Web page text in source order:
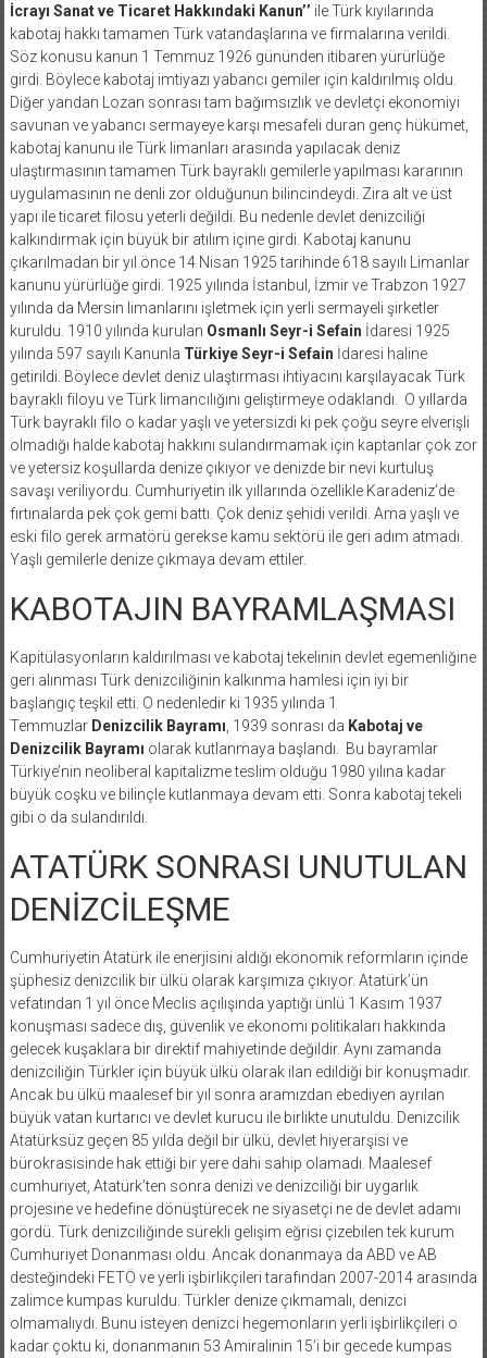
İcrayı Sanat ve Ticaret Hakkındaki Kanun’’ ile Türk kıyılarında
kabotaj hakkı tamamen Türk vatandaşlarına ve firmalarına verildi.
Söz konusu kanun 1 Temmuz 1926 gününden itibaren yürürlüğe
girdi. Böylece kabotaj imtiyazı yabancı gemiler için kaldırılmış oldu.
Diğer yandan Lozan sonrası tam bağımsızlık ve devletçi ekonomiyi
savunan ve yabancı sermayeye karşı mesafeli duran genç hükümet,
kabotaj kanunu ile Türk limanları arasında yapılacak deniz
ulaştırmasının tamamen Türk bayraklı gemilerle yapılması kararının
uygulamasının ne denli zor olduğunun bilincindeydi. Zira alt ve üst
yapı ile ticaret filosu yeterli değildi. Bu nedenle devlet denizciliği
kalkındırmak için büyük bir atılım içine girdi. Kabotaj kanunu
çıkarılmadan bir yıl önce 14 Nisan 1925 tarihinde 618 sayılı Limanlar
kanunu yürürlüğe girdi. 1925 yılında İstanbul, İzmir ve Trabzon 1927
yılında da Mersin limanlarını işletmek için yerli sermayeli şirketler
kuruldu. 1910 yılında kurulan Osmanlı Seyr-i Sefain İdaresi 1925
yılında 597 sayılı Kanunla Türkiye Seyr-i Sefain İdaresi haline
getirildi. Böylece devlet deniz ulaştırması ihtiyacını karşılayacak Türk
bayraklı filoyu ve Türk limancılığını geliştirmeye odaklandı. O yıllarda
Türk bayraklı filo o kadar yaşlı ve yetersizdi ki pek çoğu seyre elverişli
olmadığı halde kabotaj hakkını sulandırmamak için kaptanlar çok zor
ve yetersiz koşullarda denize çıkıyor ve denizde bir nevi kurtuluş
savaşı veriliyordu. Cumhuriyetin ilk yıllarında özellikle Karadeniz’de
fırtınalarda pek çok gemi battı. Çok deniz şehidi verildi. Ama yaşlı ve
eski filo gerek armatörü gerekse kamu sektörü ile geri adım atmadı.
Yaşlı gemilerle denize çıkmaya devam ettiler.
KABOTAJIN BAYRAMLAŞMASI
Kapitülasyonların kaldırılması ve kabotaj tekelinin devlet egemenliğine
geri alınması Türk denizciliğinin kalkınma hamlesi için iyi bir
başlangıç teşkil etti. O nedenledir ki 1935 yılında 1
Temmuzlar Denizcilik Bayramı , 1939 sonrası da Kabotaj ve
Denizcilik Bayramı olarak kutlanmaya başlandı. Bu bayramlar
Türkiye’nin neoliberal kapitalizme teslim olduğu 1980 yılına kadar
büyük coşku ve bilinçle kutlanmaya devam etti. Sonra kabotaj tekeli
gibi o da sulandırıldı.
ATATÜRK SONRASI UNUTULAN
DENİZCİLEŞME
Cumhuriyetin Atatürk ile enerjisini aldığı ekonomik reformların içinde
şüphesiz denizcilik bir ülkü olarak karşımıza çıkıyor. Atatürk’ün
vefatından 1 yıl önce Meclis açılışında yaptığı ünlü 1 Kasım 1937
konuşması sadece dış, güvenlik ve ekonomi politikaları hakkında
gelecek kuşaklara bir direktif mahiyetinde değildir. Aynı zamanda
denizciliğin Türkler için büyük ülkü olarak ilan edildiği bir konuşmadır.
Ancak bu ülkü maalesef bir yıl sonra aramızdan ebediyen ayrılan
büyük vatan kurtarıcı ve devlet kurucu ile birlikte unutuldu. Denizcilik
Atatürksüz geçen 85 yılda değil bir ülkü, devlet hiyerarşisi ve
bürokrasisinde hak ettiği bir yere dahi sahip olamadı. Maalesef
cumhuriyet, Atatürk’ten sonra denizi ve denizciliği bir uygarlık
projesine ve hedefine dönüştürecek ne siyasetçi ne de devlet adamı
gördü. Türk denizciliğinde sürekli gelişim eğrisi çizebilen tek kurum
Cumhuriyet Donanması oldu. Ancak donanmaya da ABD ve AB
desteğindeki FETÖ ve yerli işbirlikçileri tarafından 2007-2014 arasında
zalimce kumpas kuruldu. Türkler denize çıkmamalı, denizci
olmamalıydı. Bunu isteyen denizci hegemonların yerli işbirlikçileri o
kadar çoktu ki, donanmanın 53 Amiralinin 15’i bir gecede kumpas